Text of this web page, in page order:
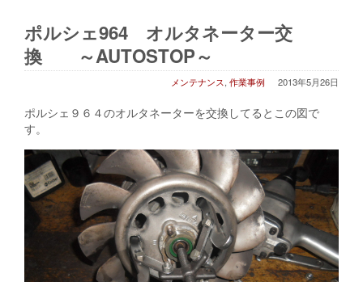
ポルシェ964 オルタネーター交
換 ～AUTOSTOP～
2013年5月26日
メンテナンス, 作業事例
ポルシェ９６４のオルタネーターを交換してるとこの図で
す。